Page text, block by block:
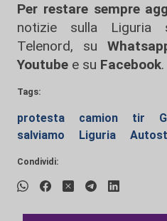
Per restare sempre
notizie sulla Liguria
Telenord, su
Youtube e su Facebook.
Tags:
protesta camion tir
salviamo
Liguria
Condividi: